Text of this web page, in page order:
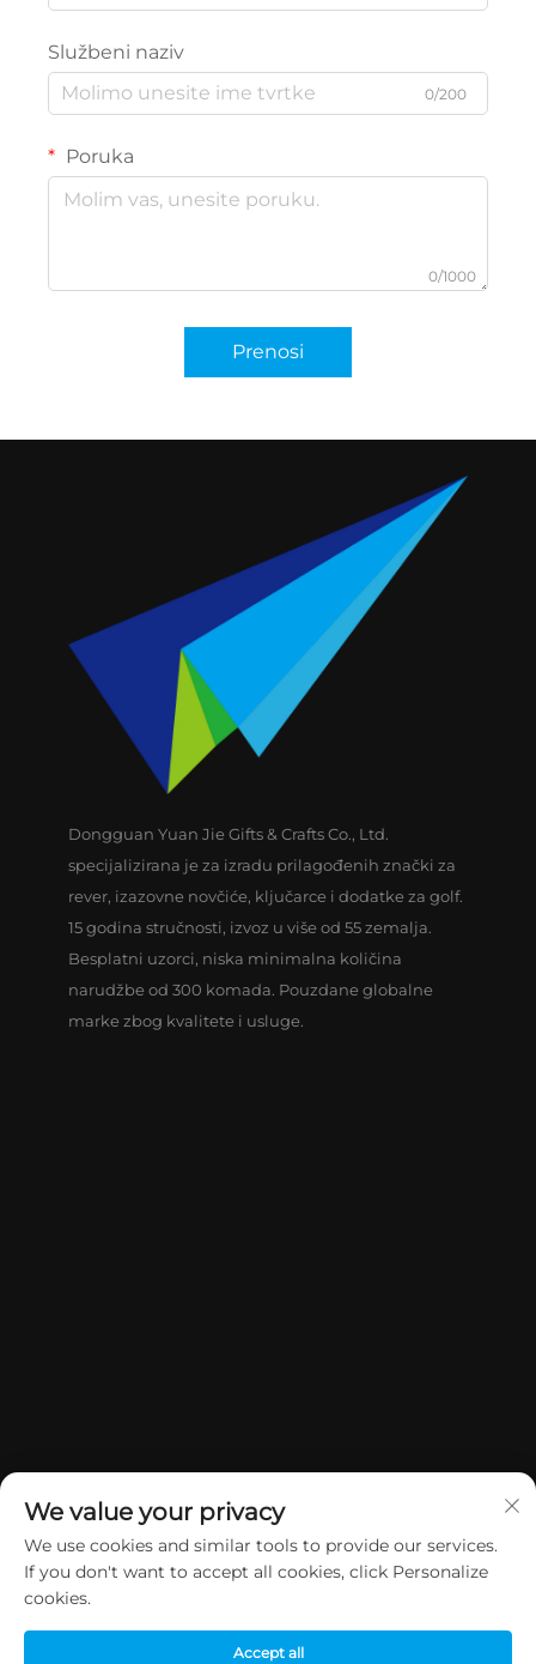
Službeni naziv
0/200
Poruka
0/1000
Prenosi
Dongguan Yuan Jie Gifts & Crafts Co., Ltd.
specijalizirana je za izradu prilagođenih znački za
rever, izazovne novčiće, ključarce i dodatke za golf.
15 godina stručnosti, izvoz u više od 55 zemalja.
Besplatni uzorci, niska minimalna količina
narudžbe od 300 komada. Pouzdane globalne
marke zbog kvalitete i usluge.
Copyright © 2026 China Dongguan Yuan Jie Gifts & Crafts Co., Ltd.
We value your privacy
We use cookies and similar tools to provide our services.
If you don't want to accept all cookies, click Personalize
cookies.
Accept all